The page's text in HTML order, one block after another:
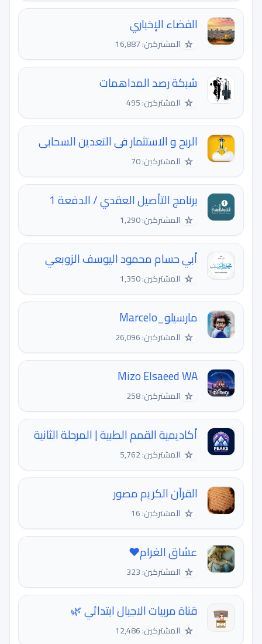
الفضاء الإخباري
☆ المشتركين: 16,887
شبكة رصد المداهمات
☆ المشتركين: 495
الربح و الاستثمار فى التعدين السحابى
☆ المشتركين: 70
برنامج التأصيل العقدي / الدفعة 1
☆ المشتركين: 1,290
أبي حسام محمود اليوسف الزوبعي
☆ المشتركين: 1,350
مارسيلو_Marcelo
☆ المشتركين: 26,096
Mizo Elsaeed WA
☆ المشتركين: 258
أكاديمية القمم الطبية | المرحلة الثانية
☆ المشتركين: 5,762
القرآن الكريم مصور
☆ المشتركين: 16
عشاق الغرام❤
☆ المشتركين: 323
قناة مربيات الاجيال ابتدائي 🌿
☆ المشتركين: 12,486